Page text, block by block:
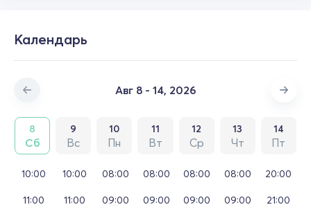
Календарь
Авг 8 - 14, 2026
8
Сб
9
Вс
10
Пн
11
Вт
12
Ср
13
Чт
14
Пт
10:00
11:00
10:00
11:00
08:00
09:00
08:00
09:00
08:00
09:00
08:00
09:00
20:00
21:00